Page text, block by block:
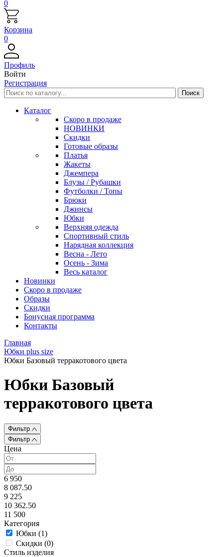
0
Корзина
0
Профиль
Войти
Регистрация
Каталог
Скоро в продаже
НОВИНКИ
Скидки
Готовые образы
Платья
Жакеты
Джемпера
Блузы / Рубашки
Футболки / Топы
Брюки
Джинсы
Юбки
Верхняя одежда
Спортивный стиль
Нарядная коллекция
Весна - Лето
Осень - Зима
Весь каталог
Новинки
Скоро в продаже
Образы
Скидки
Бонусная программа
Контакты
Главная
Юбки plus size
Юбки Базовый терракотового цвета
Юбки Базовый
терракотового цвета
Фильтр
Фильтр
Цена
6 950
8 087.50
9 225
10 362.50
11 500
Категория
Юбки (1)
Скидки (0)
Стиль изделия